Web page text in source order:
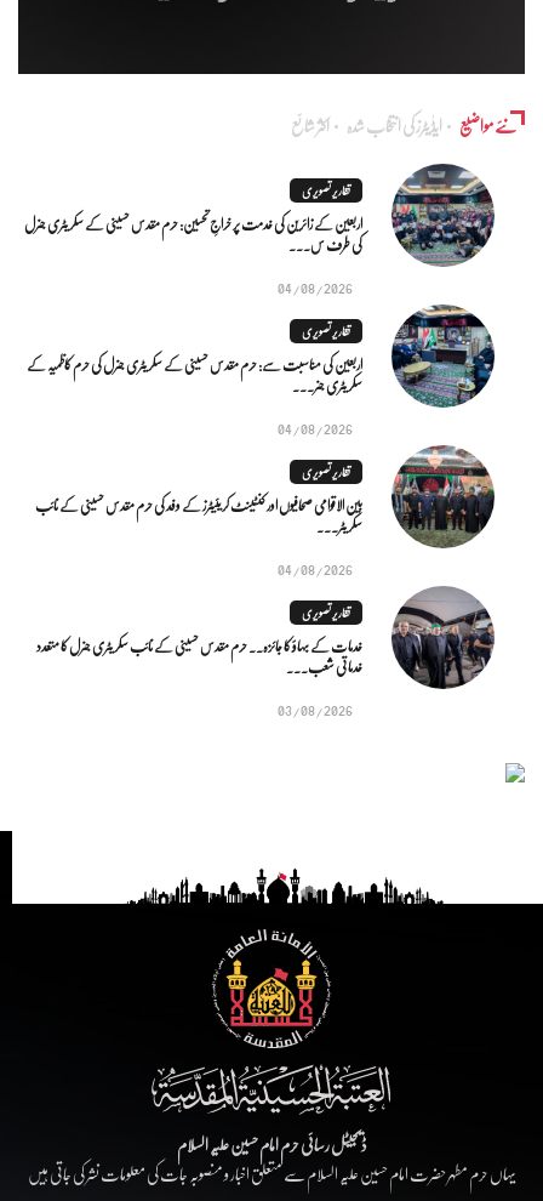
نئے مواضیع ایڈٰیٹرز کی انتخاب شدہ اکثر شائع
تقاریر تصویری
اربعین کے زائرین کی خدمت پر خراجِ تحسین: حرم مقدس حسینی کے سکریٹری جنرل
کی طرف س...
04/08/2026
تقاریر تصویری
اربعین کی مناسبت سے: حرم مقدس حسینی کے سکریٹری جنرل کی حرم کاظمیہ کے
سکریٹری جنر...
04/08/2026
تقاریر تصویری
بین الاقوامی صحافیوں اور کنٹینٹ کریئیٹرز کے وفد کی حرم مقدس حسینی کے نائب
سکریٹر...
04/08/2026
تقاریر تصویری
خدمات کے بہاؤ کا جائزہ.. حرم مقدس حسینی کے نائب سکریٹری جنرل کا متعدد
خدماتی شعب...
03/08/2026
ڈیجیٹل رسائی حرم امام حسین علیہ السلام
یہاں حرم مطہر حضرت امام حسین علیہ السلام سے متعلق اخبار و منصوبہ جات کی معلومات نشر کی جاتی ہیں